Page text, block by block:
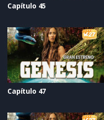
Capítulo 45
Capítulo 47